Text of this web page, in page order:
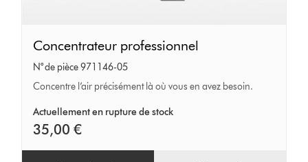
professionnel
Concentrateur professionnel
N° de pièce 971146-05
Concentre l’air précisément là où vous en avez besoin.
Actuellement en rupture de stock
35,00 €